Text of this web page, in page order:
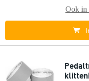
Ook in